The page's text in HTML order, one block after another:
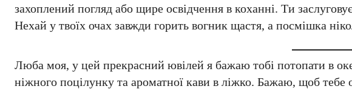
захоплений погляд або щире освідчення в коханні. Ти
Нехай у твоїх очах завжди горить вогник щастя, а посмішка
Люба моя, у цей прекрасний ювілей я бажаю тобі потопати в
ніжного поцілунку та ароматної кави в ліжко. Бажаю, щоб